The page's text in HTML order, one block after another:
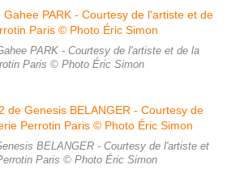
PARK - Courtesy de l'artiste et de la
Paris © Photo Éric Simon
BELANGER - Courtesy de l'artiste et
Paris © Photo Éric Simon